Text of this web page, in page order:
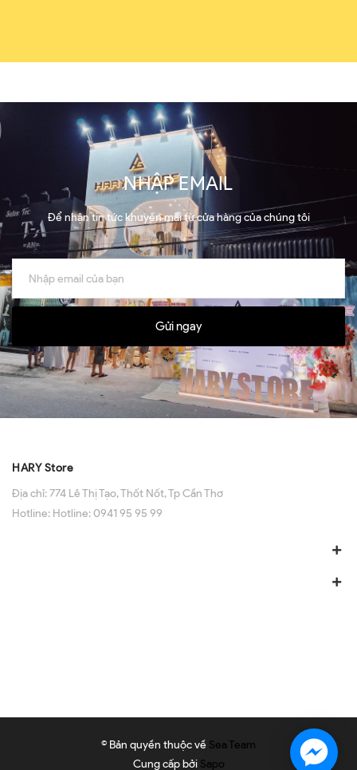
NHẬP EMAIL
Để nhận tin tức khuyến mãi từ cửa hàng của chúng tôi
Gửi ngay
HARY Store
Địa chỉ:774 Lê Thị Tạo, Thốt Nốt, Tp Cần Thơ
Hotline: Hotline: 0941 95 95 99
© Bản quyền thuộc về Sea Team
Cung cấp bởi Sapo